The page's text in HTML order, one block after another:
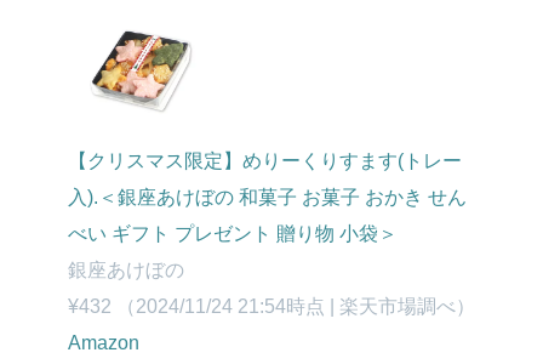
【クリスマス限定】めりーくりすます(トレー
入).＜銀座あけぼの 和菓子 お菓子 おかき せん
べい ギフト プレゼント 贈り物 小袋＞
銀座あけぼの
¥432
（2024/11/24 21:54時点 | 楽天市場調べ）
Amazon